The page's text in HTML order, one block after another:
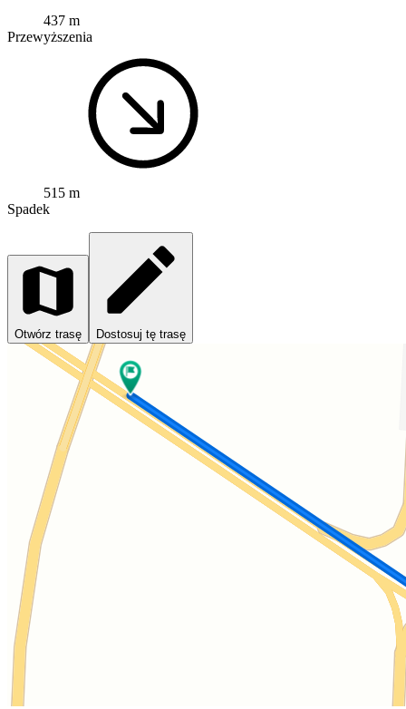
437 m
Przewyższenia
515 m
Spadek
Otwórz trasę Dostosuj tę trasę